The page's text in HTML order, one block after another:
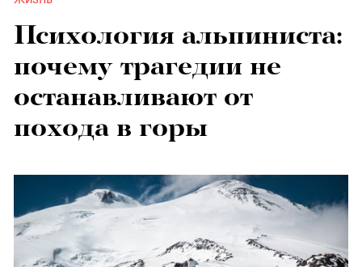
Психология альпиниста:
почему трагедии не
останавливают от
похода в горы